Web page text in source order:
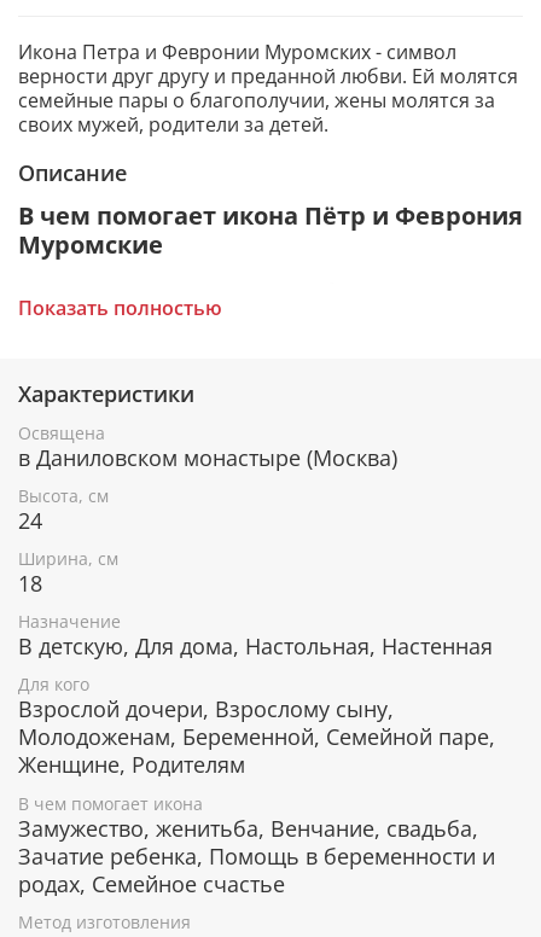
Икона Петра и Февронии Муромских - символ
верности друг другу и преданной любви. Ей молятся
семейные пары о благополучии, жены молятся за
своих мужей, родители за детей.
Описание
В чем помогает икона Пётр и Феврония
Муромские
Рождение в семье здоровых детей.
Благословение на брак и укрепление семейных
уз.
Счастье в браке и мир в семье.
Икона уже освящена
Лик изготовлен методом УФ-печати в России.
Освящен в Даниловском монастыре по всем
канонам Православной церкви. Икона поставляется
в коробке с изображением монастыря, к каждой
иконе прилагается сертификат.
Серебряное покрытие, ценные породы
дерева
Рамка покрыта слоем чистого серебра 925 пробы и
позолотой. С помощью современных технологий
изделию придается особая рельефность и
выразительность. Икона изготовлена из
металлической пластины Miro Silver, нижний слой
которой состоит из алюминия, а верхний - из
серебра. Отдельные элементы покрыты позолотой.
Показать полностью
Характеристики
Освящена
в Даниловском монастыре (Москва)
Высота, см
24
Ширина, см
18
Назначение
В детскую, Для дома, Настольная, Настенная
Для кого
Взрослой дочери, Взрослому сыну,
Молодоженам, Беременной, Семейной паре,
Женщине, Родителям
В чем помогает икона
Замужество, женитьба, Венчание, свадьба,
Зачатие ребенка, Помощь в беременности и
родах, Семейное счастье
Метод изготовления